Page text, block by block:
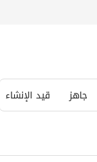
جاهز قيد الإنشاء